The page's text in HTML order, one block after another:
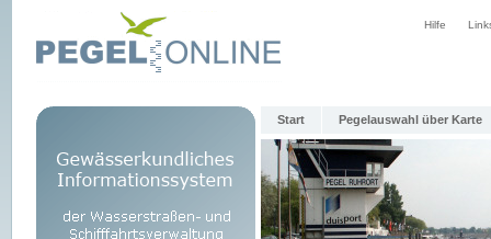
Hilfe
Start Pegelauswahl über Karte